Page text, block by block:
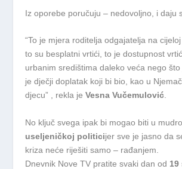
Iz oporebe poručuju – nedovoljno, i daju
“To je mjera roditelja odgajatelja na
to su besplatni vrtići, to je dostupnost
urbanim središtima daleko veća nego
je dječji doplatak koji bi bio, kao u
djecu” , rekla jeVesna Vučemulović.
No ključ svega ipak bi mogao biti u
useljeničkoj politicijer sve je jasno da
kriza neće riješiti samo – rađanjem.
Dnevnik Nove TV pratite svaki dan od 19